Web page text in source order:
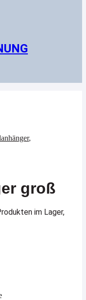
,
groß
im Lager,